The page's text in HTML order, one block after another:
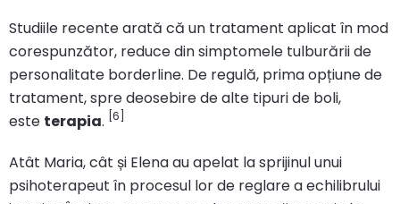
Studiile recente arată că un tratament aplicat în mod
corespunzător, reduce din simptomele tulburării de
personalitate borderline. De regulă, prima opțiune de
tratament, spre deosebire de alte tipuri de boli,
este terapia. [6]
Atât Maria, cât și Elena au apelat la sprijinul unui
psihoterapeut în procesul lor de reglare a echilibrului